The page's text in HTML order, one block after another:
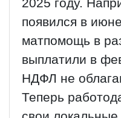
2025 году.
появился в
матпомощь в
выплатили в
НДФЛ не
Теперь